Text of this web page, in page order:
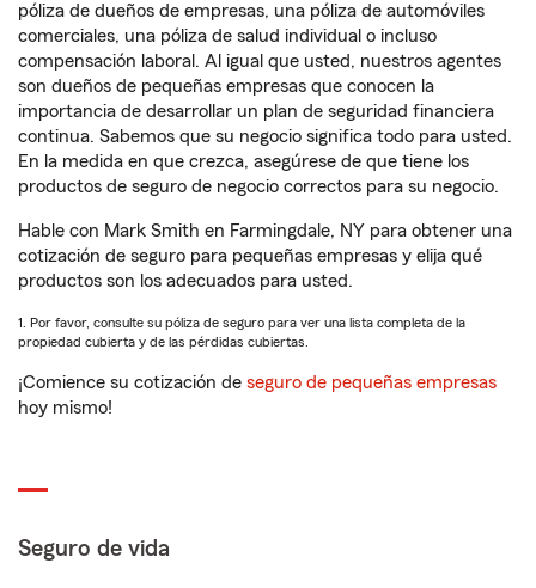
póliza de dueños de empresas, una póliza de automóviles
comerciales, una póliza de salud individual o incluso
compensación laboral. Al igual que usted, nuestros agentes
son dueños de pequeñas empresas que conocen la
importancia de desarrollar un plan de seguridad financiera
continua. Sabemos que su negocio significa todo para usted.
En la medida en que crezca, asegúrese de que tiene los
productos de seguro de negocio correctos para su negocio.
Hable con Mark Smith en Farmingdale, NY para obtener una
cotización de seguro para pequeñas empresas y elija qué
productos son los adecuados para usted.
1. Por favor, consulte su póliza de seguro para ver una lista completa de la
propiedad cubierta y de las pérdidas cubiertas.
¡Comience su cotización de seguro de pequeñas empresas
hoy mismo!
Seguro de vida